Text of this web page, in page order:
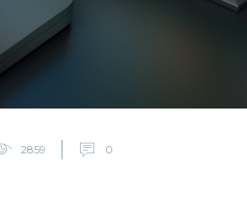
2859 0